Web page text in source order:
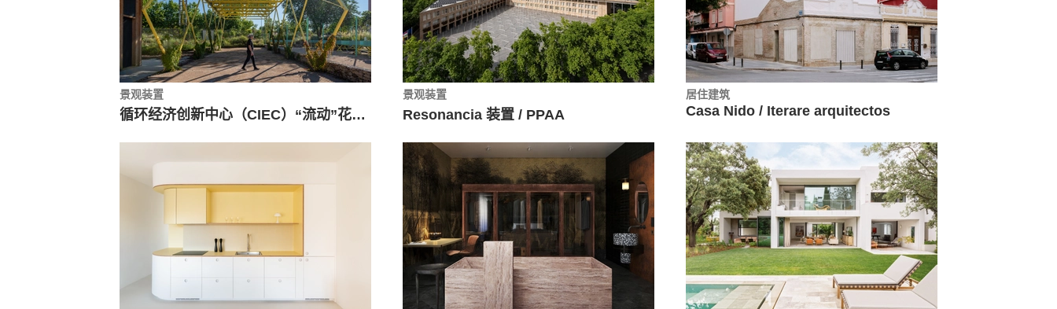
景观装置
循环经济创新中心（CIEC）“流动”花园 / gaSSz arquitectos
景观装置
Resonancia 装置 / PPAA
居住建筑
Casa Nido / Iterare arquitectos